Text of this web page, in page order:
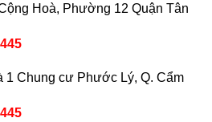
Hoà, Phường 12 Quận Tân
1 Chung cư Phước Lý, Q. Cẩm